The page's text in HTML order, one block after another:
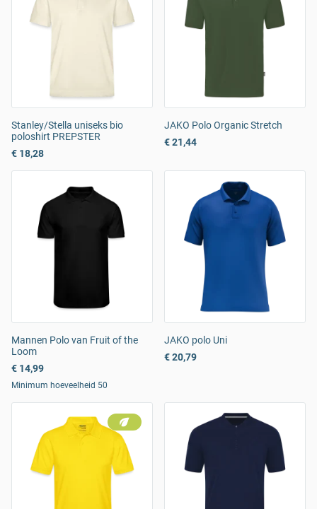
Stanley/Stella uniseks bio
poloshirt PREPSTER
€ 18,28
JAKO Polo Organic Stretch
€ 21,44
Mannen Polo van Fruit of the
Loom
€ 14,99
Minimum hoeveelheid 50
JAKO polo Uni
€ 20,79